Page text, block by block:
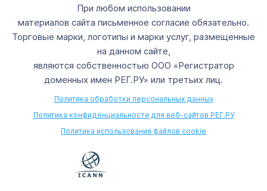
При любом использовании
материалов сайта письменное согласие обязательно.
Торговые марки, логотипы и марки услуг, размещенные
на данном сайте,
являются собственностью ООО «Регистратор
доменных имен РЕГ.РУ» или третьих лиц.
Политика обработки персональных данных
Политика конфиденциальности для веб-сайтов РЕГ.РУ
Политика использования файлов cookie